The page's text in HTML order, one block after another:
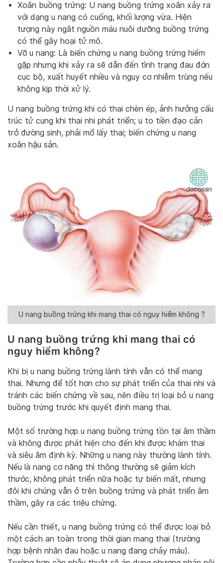
Xoắn buồng trứng: U nang buồng trứng xoắn xảy ra
với dạng u nang có cuống, khối lượng vừa. Hiện
tượng này ngắt nguồn máu nuôi dưỡng buồng trứng
có thể gây hoại tử mô.
Vỡ u nang: Là biến chứng u nang buồng trứng hiếm
gặp nhưng khi xảy ra sẽ dẫn đến tình trạng đau đớn
cục bộ, xuất huyết nhiều và nguy cơ nhiễm trùng nếu
không kịp thời xử lý.
U nang buồng trứng khi có thai chèn ép, ảnh hưởng cấu
trúc tử cung khi thai nhi phát triển; u to tiền đạo cản
trở đường sinh, phải mổ lấy thai; biến chứng u nang
xoắn hậu sản.
U nang buồng trứng khi mang thai có nguy hiểm không ?
U nang buồng trứng khi mang thai có
nguy hiểm không?
Khi bị u nang buồng trứng lành tính vẫn có thể mang
thai. Nhưng để tốt hơn cho sự phát triển của thai nhi và
tránh các biến chứng về sau, nên điều trị loại bỏ u nang
buồng trứng trước khi quyết định mang thai.
Một số trường hợp u nang buồng trứng tồn tại âm thầm
và không được phát hiện cho đến khi được khám thai
và siêu âm định kỳ. Những u nang này thường lành tính.
Nếu là nang cơ năng thì thông thường sẽ giảm kích
thước, không phát triển nữa hoặc tự biến mất, nhưng
đôi khi chúng vẫn ở trên buồng trứng và phát triển âm
thầm, gây ra các triệu chứng.
Nếu cần thiết, u nang buồng trứng có thể được loại bỏ
một cách an toàn trong thời gian mang thai (trường
hợp bệnh nhân đau hoặc u nang đang chảy máu).